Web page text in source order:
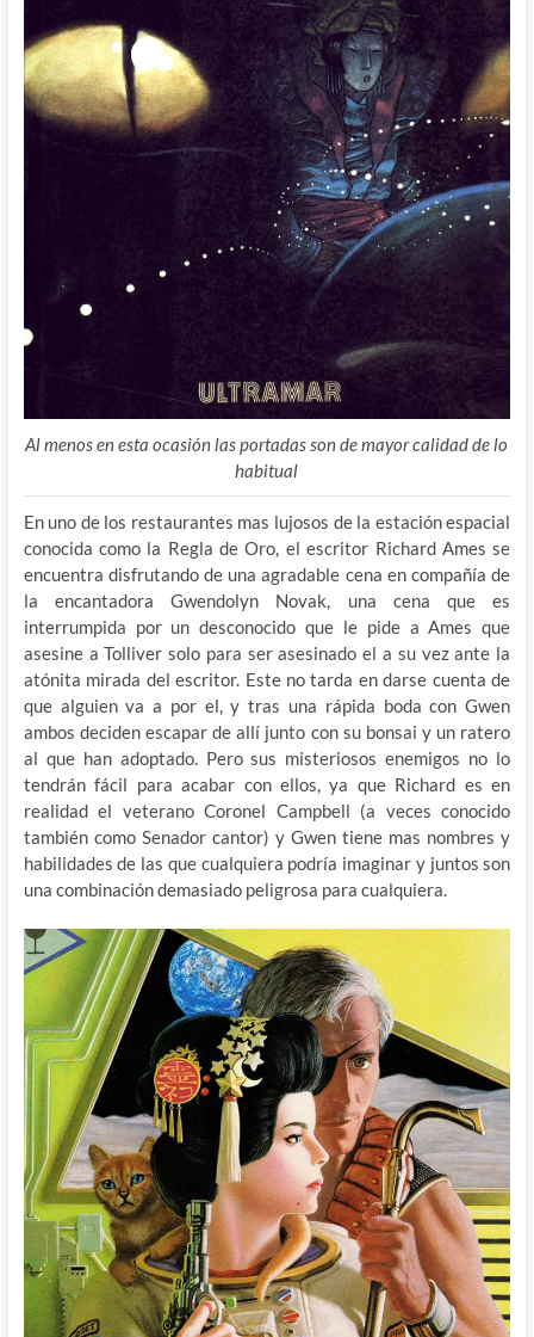
Al menos en esta ocasión las portadas son de mayor calidad de lo
habitual
En uno de los restaurantes mas lujosos de la estación espacial
conocida como la Regla de Oro, el escritor Richard Ames se
encuentra disfrutando de una agradable cena en compañía de
la encantadora Gwendolyn Novak, una cena que es
interrumpida por un desconocido que le pide a Ames que
asesine a Tolliver solo para ser asesinado el a su vez ante la
atónita mirada del escritor. Este no tarda en darse cuenta de
que alguien va a por el, y tras una rápida boda con Gwen
ambos deciden escapar de allí junto con su bonsai y un ratero
al que han adoptado. Pero sus misteriosos enemigos no lo
tendrán fácil para acabar con ellos, ya que Richard es en
realidad el veterano Coronel Campbell (a veces conocido
también como Senador cantor) y Gwen tiene mas nombres y
habilidades de las que cualquiera podría imaginar y juntos son
una combinación demasiado peligrosa para cualquiera.